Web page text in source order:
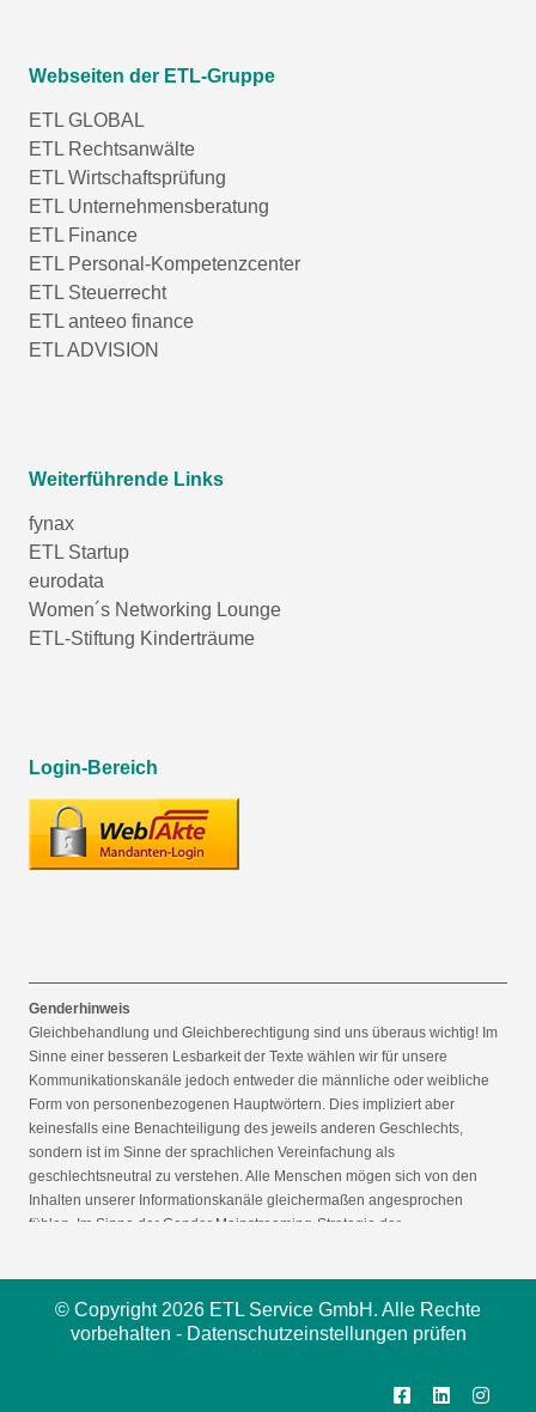
Webseiten der ETL-Gruppe
ETL GLOBAL
ETL Rechtsanwälte
ETL Wirtschaftsprüfung
ETL Unternehmensberatung
ETL Finance
ETL Personal-Kompetenzcenter
ETL Steuerrecht
ETL anteeo finance
ETL ADVISION
Weiterführende Links
fynax
ETL Startup
eurodata
Women´s Networking Lounge
ETL-Stiftung Kinderträume
Login-Bereich
Genderhinweis
Gleichbehandlung und Gleichberechtigung sind uns überaus wichtig! Im
Sinne einer besseren Lesbarkeit der Texte wählen wir für unsere
Kommunikationskanäle jedoch entweder die männliche oder weibliche
Form von personenbezogenen Hauptwörtern. Dies impliziert aber
keinesfalls eine Benachteiligung des jeweils anderen Geschlechts,
sondern ist im Sinne der sprachlichen Vereinfachung als
geschlechtsneutral zu verstehen. Alle Menschen mögen sich von den
Inhalten unserer Informationskanäle gleichermaßen angesprochen
fühlen. Im Sinne der Gender Mainstreaming-Strategie der
© Copyright 2026 ETL Service GmbH. Alle Rechte
vorbehalten - Datenschutzeinstellungen prüfen